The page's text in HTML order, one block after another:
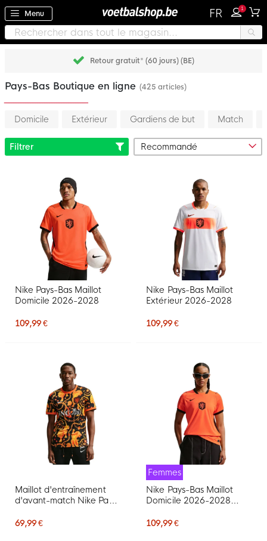
Menu FR 1
Payez plus tard avec Klarna
Pays-Bas Boutique en ligne (425 articles)
Domicile Extérieur Gardiens de but Match
Filtrer
Nike Pays-Bas Maillot
Domicile 2026-2028
109,99 €
Nike Pays-Bas Maillot
Extérieur 2026-2028
109,99 €
Maillot d'entraînement
d'avant-match Nike Pays-
2026-2028
69,99 €
Femmes
Nike Pays-Bas Maillot
Domicile 2026-2028
109,99 €